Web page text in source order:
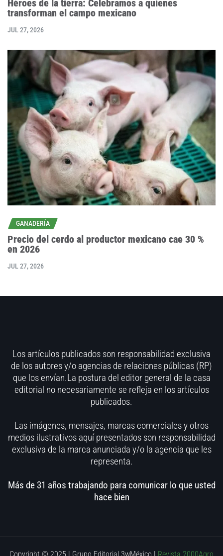
Héroes de la tierra: Celebramos a quienes
transforman el campo mexicano
JUL 27, 2026
GANADERÍA
Precio del cerdo al productor mexicano cae 30 %
en 2026
JUL 27, 2026
Los artículos publicados son responsabilidad exclusiva
de los autores y/o agencias de relaciones públicas (RP)
que los envían.La postura del editor general de la casa
editorial no necesariamente se refleja en los artículos
publicados.
Las imágenes, mensajes, marcas comerciales y otros
medios ilustrativos aquí presentados son responsabilidad
exclusiva de la marca anunciada y/o la agencia que les
representa.
Más de 31 años trabajando para comunicar lo que usted
hace bien